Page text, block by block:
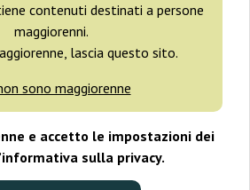
contenuti destinati a persone
maggiorenni.
lascia questo sito.
sono maggiorenne
e accetto le impostazioni dei
sulla privacy.